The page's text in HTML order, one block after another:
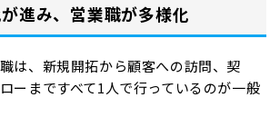
進み、営業職が多様化
は、新規開拓から顧客への訪問、契
ーまですべて1人で行っているのが一般